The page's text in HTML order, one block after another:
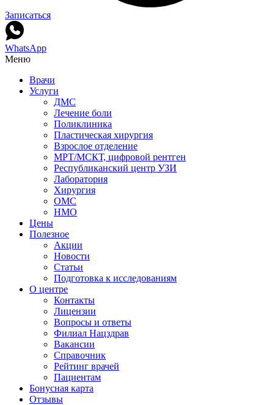
Записаться
WhatsApp
Меню
Врачи
Услуги
ДМС
Лечение боли
Поликлиника
Пластическая хирургия
Взрослое отделение
МРТ/МСКТ, цифровой рентген
Республиканский центр УЗИ
Лаборатория
Хирургия
ОМС
НМО
Цены
Полезное
Акции
Новости
Статьи
Подготовка к исследованиям
О центре
Контакты
Лицензии
Вопросы и ответы
Филиал Нацздрав
Вакансии
Справочник
Рейтинг врачей
Пациентам
Бонусная карта
Отзывы